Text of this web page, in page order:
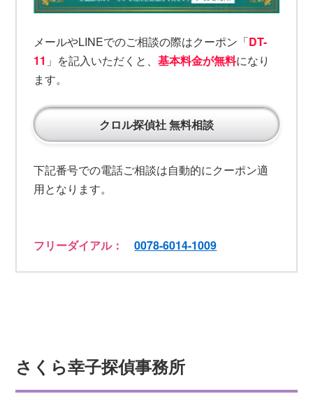
メールやLINEでのご相談の際はクーポン「DT-
11 」を記入いただくと、基本料金が無料になり
ます。
クロル探偵社 無料相談
下記番号での電話ご相談は自動的にクーポン適
用となります。
フリーダイアル：0078-6014-1009
さくら幸子探偵事務所